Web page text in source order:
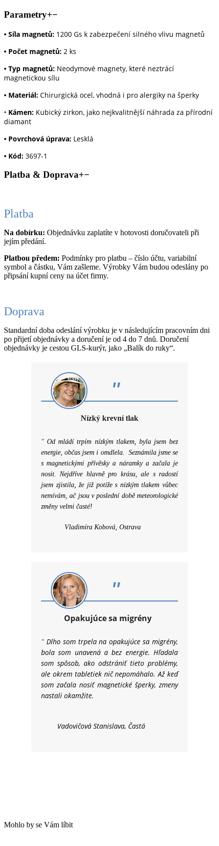
Parametry+−
• Síla magnetů: 1200 Gs k zabezpečení silného vlivu magnetů
• Počet magnetů: 2 ks
• Typ magnetů: Neodymové magnety, které neztrácí
magnetickou sílu
• Materiál: Chirurgická ocel, vhodná i pro alergiky na šperky
• Kámen: Kubický zirkon, jako nejkvalitnější náhrada za přírodní
diamant
• Povrchová úprava: Lesklá
• Kód: 3697-1
Platba & Doprava+−
Platba
Na dobírku: Objednávku zaplatíte v hotovosti doručovateli při
jejím předání.
Platbou předem: Podmínky pro platbu – číslo účtu, variabilní
symbol a částku, Vám zašleme. Výrobky Vám budou odeslány po
připsání kupní ceny na účet firmy.
Doprava
Standardní doba odeslání výrobku je v následujícím pracovním dni
po přijetí objednávky a doručení je od 4 do 7 dnů. Doručení
objednávky je cestou GLS-kurýr, jako „Balík do ruky“.
"
Nízký krevní tlak
"Od mládí trpím nízkým tlakem, byla jsem bez
energie, občas jsem i omdlela. Seznámila jsme se
s magnetickými přívěsky a náramky a začala je
nosit. Nejdříve hlavně pro krásu, ale s radostí
jsem zjistila, že již potíže s nízkým tlakem vůbec
nemívám, ač jsou v poslední době meteorologické
změny velmi časté!
Vladimíra Kobová, Ostrava
"
Opakujúce sa migrény
" Dlho som trpela na opakujúce sa migrény,
bola som unavená a bez energie. Hľadala
som spôsob, ako odstrániť tieto problémy,
ale okrem tabletiek nič nepomáhalo. Až keď
som začala nosiť magnetické šperky, zmeny
nastali okamžite.
Vadovičová Stanislava, Častá
Mohlo by.se Vám líbit